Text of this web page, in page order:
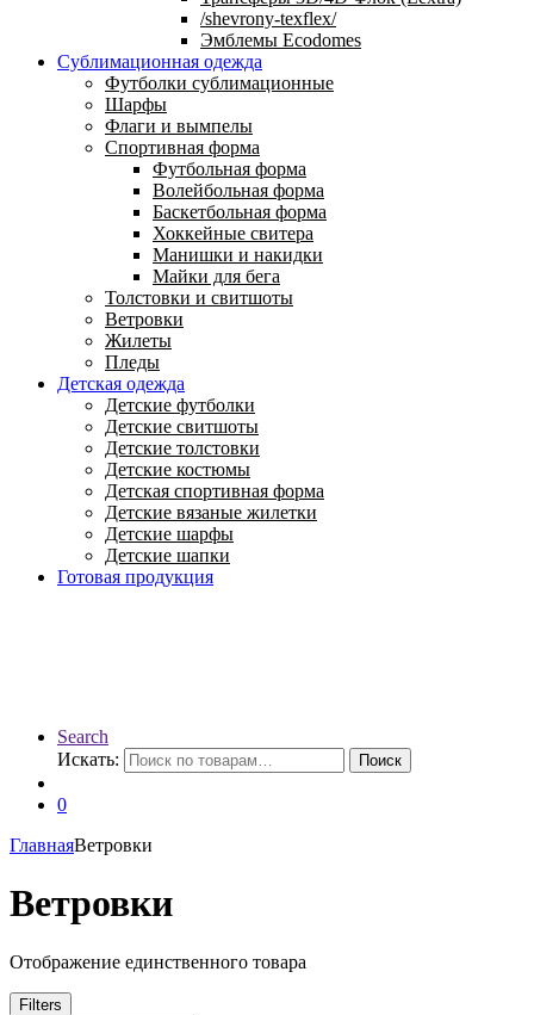
/shevrony-texflex/
Эмблемы Ecodomes
Сублимационная одежда
Футболки сублимационные
Шарфы
Флаги и вымпелы
Спортивная форма
Футбольная форма
Волейбольная форма
Баскетбольная форма
Хоккейные свитера
Манишки и накидки
Майки для бега
Толстовки и свитшоты
Ветровки
Жилеты
Пледы
Детская одежда
Детские футболки
Детские свитшоты
Детские толстовки
Детские костюмы
Детская спортивная форма
Детские вязаные жилетки
Детские шарфы
Детские шапки
Готовая продукция
Search
Искать:
Поиск
0
ГлавнаяВетровки
Ветровки
Отображение единственного товара
Filters